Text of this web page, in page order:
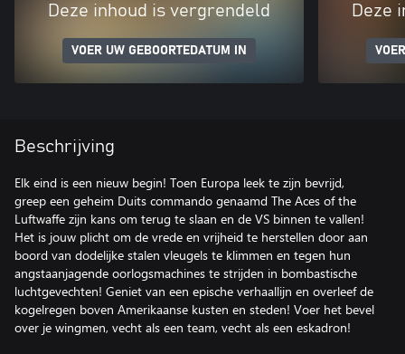
Deze inhoud is vergrendeld
VOER UW GEBOORTEDATUM IN
Deze
Beschrijving
Elk eind is een nieuw begin! Toen Europa leek te zijn bevrijd,
greep een geheim Duits commando genaamd The Aces of the
Luftwaffe zijn kans om terug te slaan en de VS binnen te vallen!
Het is jouw plicht om de vrede en vrijheid te herstellen door aan
boord van dodelijke stalen vleugels te klimmen en tegen hun
angstaanjagende oorlogsmachines te strijden in bombastische
luchtgevechten! Geniet van een epische verhaallijn en overleef de
kogelregen boven Amerikaanse kusten en steden! Voer het bevel
over je wingmen, vecht als een team, vecht als een eskadron!